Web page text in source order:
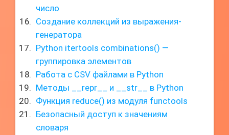
число
Создание коллекций из выражения-
генератора
Python itertools combinations() —
группировка элементов
Работа с CSV файлами в Python
Методы __repr__ и __str__ в Python
Функция reduce() из модуля functools
Безопасный доступ к значениям
словаря